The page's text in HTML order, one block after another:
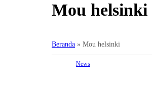
Mou helsinki
Beranda » Mou helsinki
News